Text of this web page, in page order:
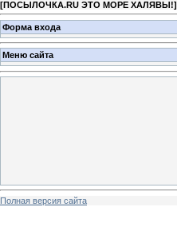
[ПОСЫЛОЧКА.RU ЭТО МОРЕ ХАЛЯВЫ!]
Форма входа
Меню сайта
Полная версия сайта